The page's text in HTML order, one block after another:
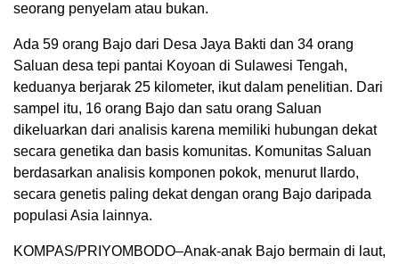
seorang penyelam atau bukan.
Ada 59 orang Bajo dari Desa Jaya Bakti dan 34 orang
Saluan desa tepi pantai Koyoan di Sulawesi Tengah,
keduanya berjarak 25 kilometer, ikut dalam penelitian. Dari
sampel itu, 16 orang Bajo dan satu orang Saluan
dikeluarkan dari analisis karena memiliki hubungan dekat
secara genetika dan basis komunitas. Komunitas Saluan
berdasarkan analisis komponen pokok, menurut Ilardo,
secara genetis paling dekat dengan orang Bajo daripada
populasi Asia lainnya.
KOMPAS/PRIYOMBODO–Anak-anak Bajo bermain di laut,